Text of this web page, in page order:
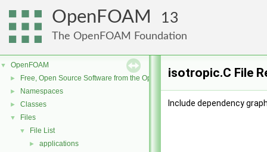
OpenFOAM 13
The OpenFOAM Foundation
▼ OpenFOAM
► Free, Open Source Software from the OpenFOAM Foundation
► Namespaces
► Classes
▼ Files
▼ File List
► applications
isotropic.C File
Include dependency